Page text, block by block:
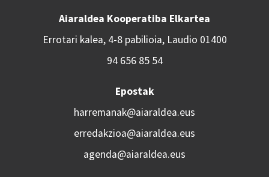
Aiaraldea Kooperatiba Elkartea
Errotari kalea, 4-8 pabilioia, Laudio 01400
94 656 85 54
Epostak
harremanak@aiaraldea.eus
erredakzioa@aiaraldea.eus
agenda@aiaraldea.eus